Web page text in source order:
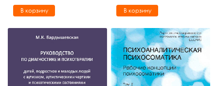
Собрание сочинений. Том
В корзину
эволюционный подход
В корзину